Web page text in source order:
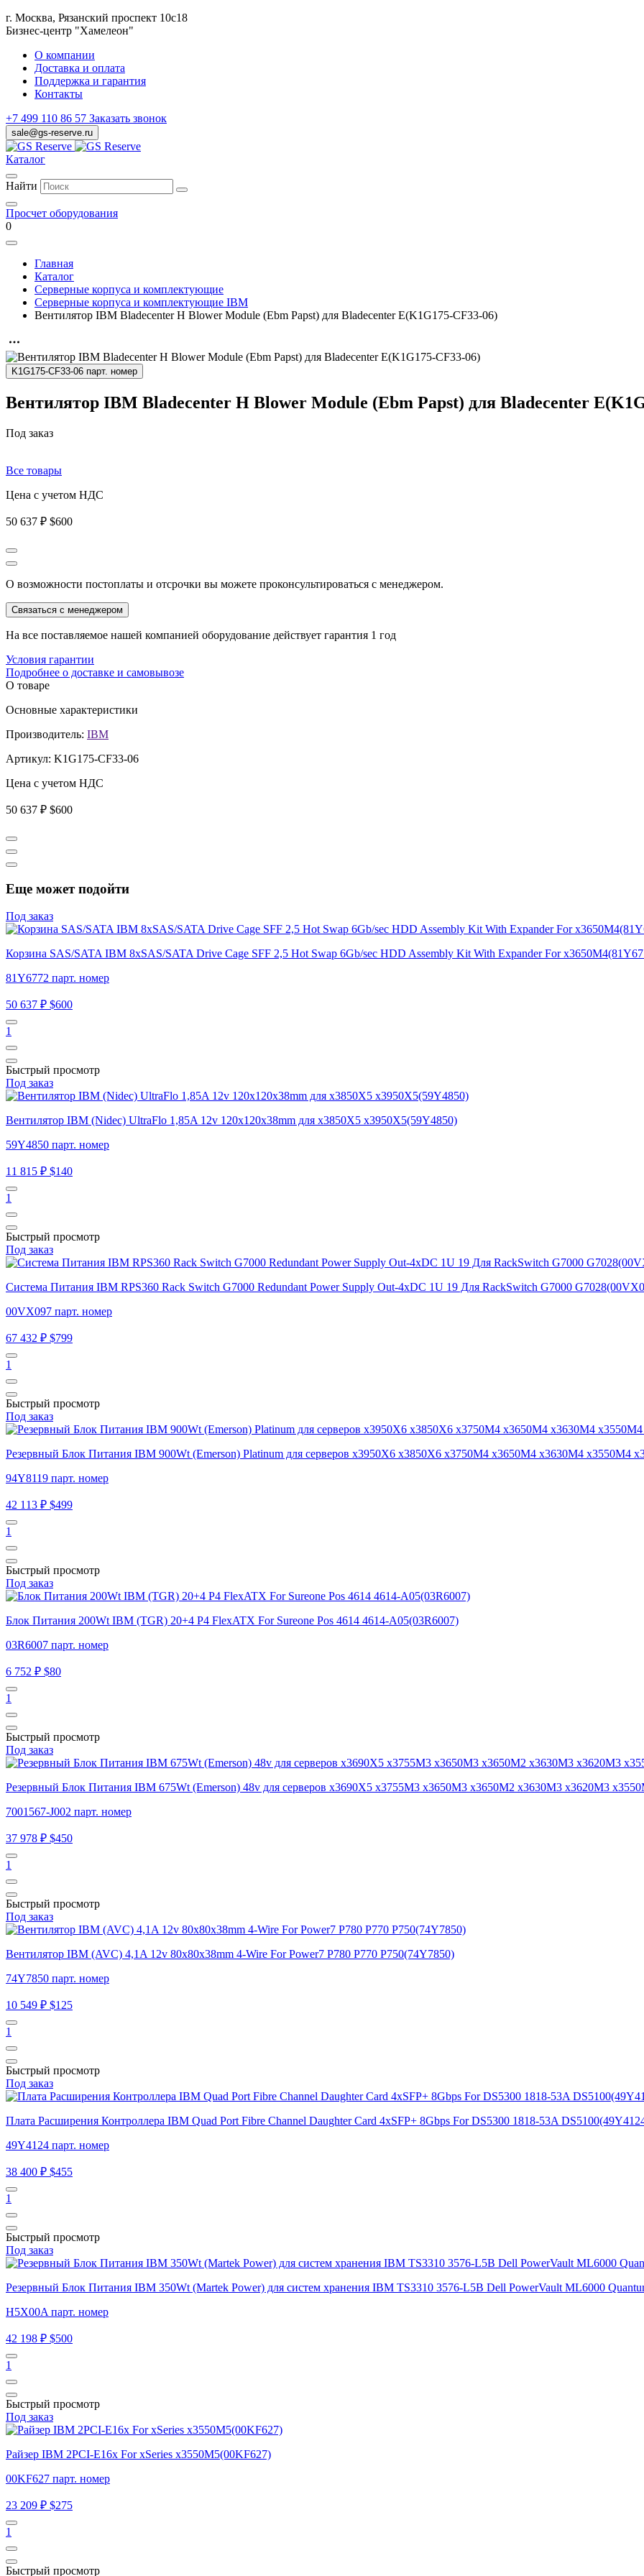
г. Москва, Рязанский проспект 10с18
Бизнес-центр "Хамелеон"
О компании
Доставка и оплата
Поддержка и гарантия
Контакты
+7 499 110 86 57 Заказать звонок
sale@gs-reserve.ru
Каталог
Найти
Просчет оборудования
0
Главная
Каталог
Серверные корпуса и комплектующие
Серверные корпуса и комплектующие IBM
Вентилятор IBM Bladecenter H Blower Module (Ebm Papst) для Bladecenter E(K1G175-CF33-06)
K1G175-CF33-06 парт. номер
Вентилятор IBM Bladecenter H Blower Module (Ebm Papst) для Bladecenter
Под заказ
Все товары
Цена с учетом НДС
50 637 ₽ $600
О возможности постоплаты и отсрочки вы можете проконсультироваться с менеджером.
Связаться с менеджером
На все поставляемое нашей компанией оборудование действует гарантия 1 год
Условия гарантии
Подробнее о доставке и самовывозе
О товаре
Основные характеристики
Производитель: IBM
Артикул: K1G175-CF33-06
Цена с учетом НДС
50 637 ₽ $600
Еще может подойти
Под заказ
Корзина SAS/SATA IBM 8xSAS/SATA Drive Cage SFF 2,5 Hot Swap 6Gb/sec HDD Assembly Kit With Expander For
81Y6772 парт. номер
50 637 ₽ $600
1
Быстрый просмотр
Под заказ
Вентилятор IBM (Nidec) UltraFlo 1,85A 12v 120x120x38mm для x3850X5 x3950X5(59Y4850)
59Y4850 парт. номер
11 815 ₽ $140
1
Быстрый просмотр
Под заказ
Система Питания IBM RPS360 Rack Switch G7000 Redundant Power Supply Out-4xDC 1U 19 Для RackSwitch G7000
00VX097 парт. номер
67 432 ₽ $799
1
Быстрый просмотр
Под заказ
Резервный Блок Питания IBM 900Wt (Emerson) Platinum для серверов x3950X6 x3850X6 x3750M4 x3650M4 x3630M4 x3550M4
94Y8119 парт. номер
42 113 ₽ $499
1
Быстрый просмотр
Под заказ
Блок Питания 200Wt IBM (TGR) 20+4 P4 FlexATX For Sureone Pos 4614 4614-A05(03R6007)
03R6007 парт. номер
6 752 ₽ $80
1
Быстрый просмотр
Под заказ
Резервный Блок Питания IBM 675Wt (Emerson) 48v для серверов x3690X5 x3755M3 x3650M3 x3650M2 x3630M3 x3620M3
7001567-J002 парт. номер
37 978 ₽ $450
1
Быстрый просмотр
Под заказ
Вентилятор IBM (AVC) 4,1A 12v 80x80x38mm 4-Wire For Power7 P780 P770 P750(74Y7850)
74Y7850 парт. номер
10 549 ₽ $125
1
Быстрый просмотр
Под заказ
Плата Расширения Контроллера IBM Quad Port Fibre Channel Daughter Card 4xSFP+ 8Gbps For DS5300 1818-53A
49Y4124 парт. номер
38 400 ₽ $455
1
Быстрый просмотр
Под заказ
Резервный Блок Питания IBM 350Wt (Martek Power) для систем хранения IBM TS3310 3576-L5B Dell PowerVault ML6000
H5X00A парт. номер
42 198 ₽ $500
1
Быстрый просмотр
Под заказ
Райзер IBM 2PCI-E16x For xSeries x3550M5(00KF627)
00KF627 парт. номер
23 209 ₽ $275
1
Быстрый просмотр